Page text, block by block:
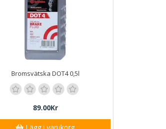
Bromsvätska DOT4 0,5l
89.00Kr